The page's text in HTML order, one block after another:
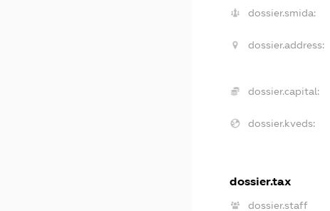
dossier.smida:
dossier.address:
dossier.capital:
dossier.kveds:
dossier.tax
dossier.staff